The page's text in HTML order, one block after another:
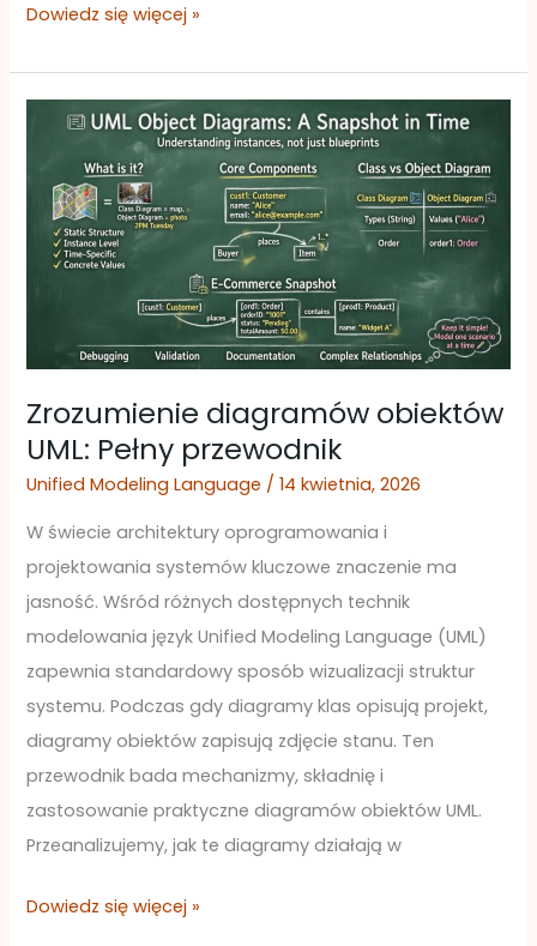
Dowiedz się więcej »
Zrozumienie diagramów obiektów
UML: Pełny przewodnik
Unified Modeling Language /14 kwietnia, 2026
W świecie architektury oprogramowania i
projektowania systemów kluczowe znaczenie ma
jasność. Wśród różnych dostępnych technik
modelowania język Unified Modeling Language (UML)
zapewnia standardowy sposób wizualizacji struktur
systemu. Podczas gdy diagramy klas opisują projekt,
diagramy obiektów zapisują zdjęcie stanu. Ten
przewodnik bada mechanizmy, składnię i
zastosowanie praktyczne diagramów obiektów UML.
Przeanalizujemy, jak te diagramy działają w
Zrozumienie
obiektów
UML:
Pełny
Dowiedz się więcej »